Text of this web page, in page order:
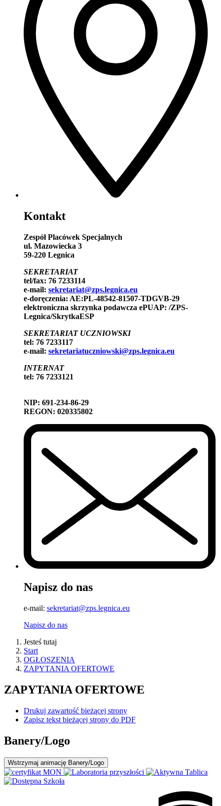
Kontakt
Zespół Placówek Specjalnych
ul. Mazowiecka 3
59-220 Legnica
SEKRETARIAT
tel/fax: 76 7233114
e-mail: sekretariat@zps.legnica.eu
e-doręczenia: AE:PL-48542-81507-TDGVB-29
elektroniczna skrzynka podawcza ePUAP: /ZPS-
Legnica/SkrytkaESP
SEKRETARIAT UCZNIOWSKI
tel: 76 7233117
e-mail: sekretariatuczniowski@zps.legnica.eu
INTERNAT
tel: 76 7233121
NIP: 691-234-86-29
REGON: 020335802
Napisz do nas
e-mail: sekretariat@zps.legnica.eu
Napisz do nas
Jesteś tutaj
Start
OGŁOSZENIA
ZAPYTANIA OFERTOWE
ZAPYTANIA OFERTOWE
Drukuj zawartość bieżącej strony
Zapisz tekst bieżącej strony do PDF
Banery/Logo
Wstrzymaj animację Banery/Logo